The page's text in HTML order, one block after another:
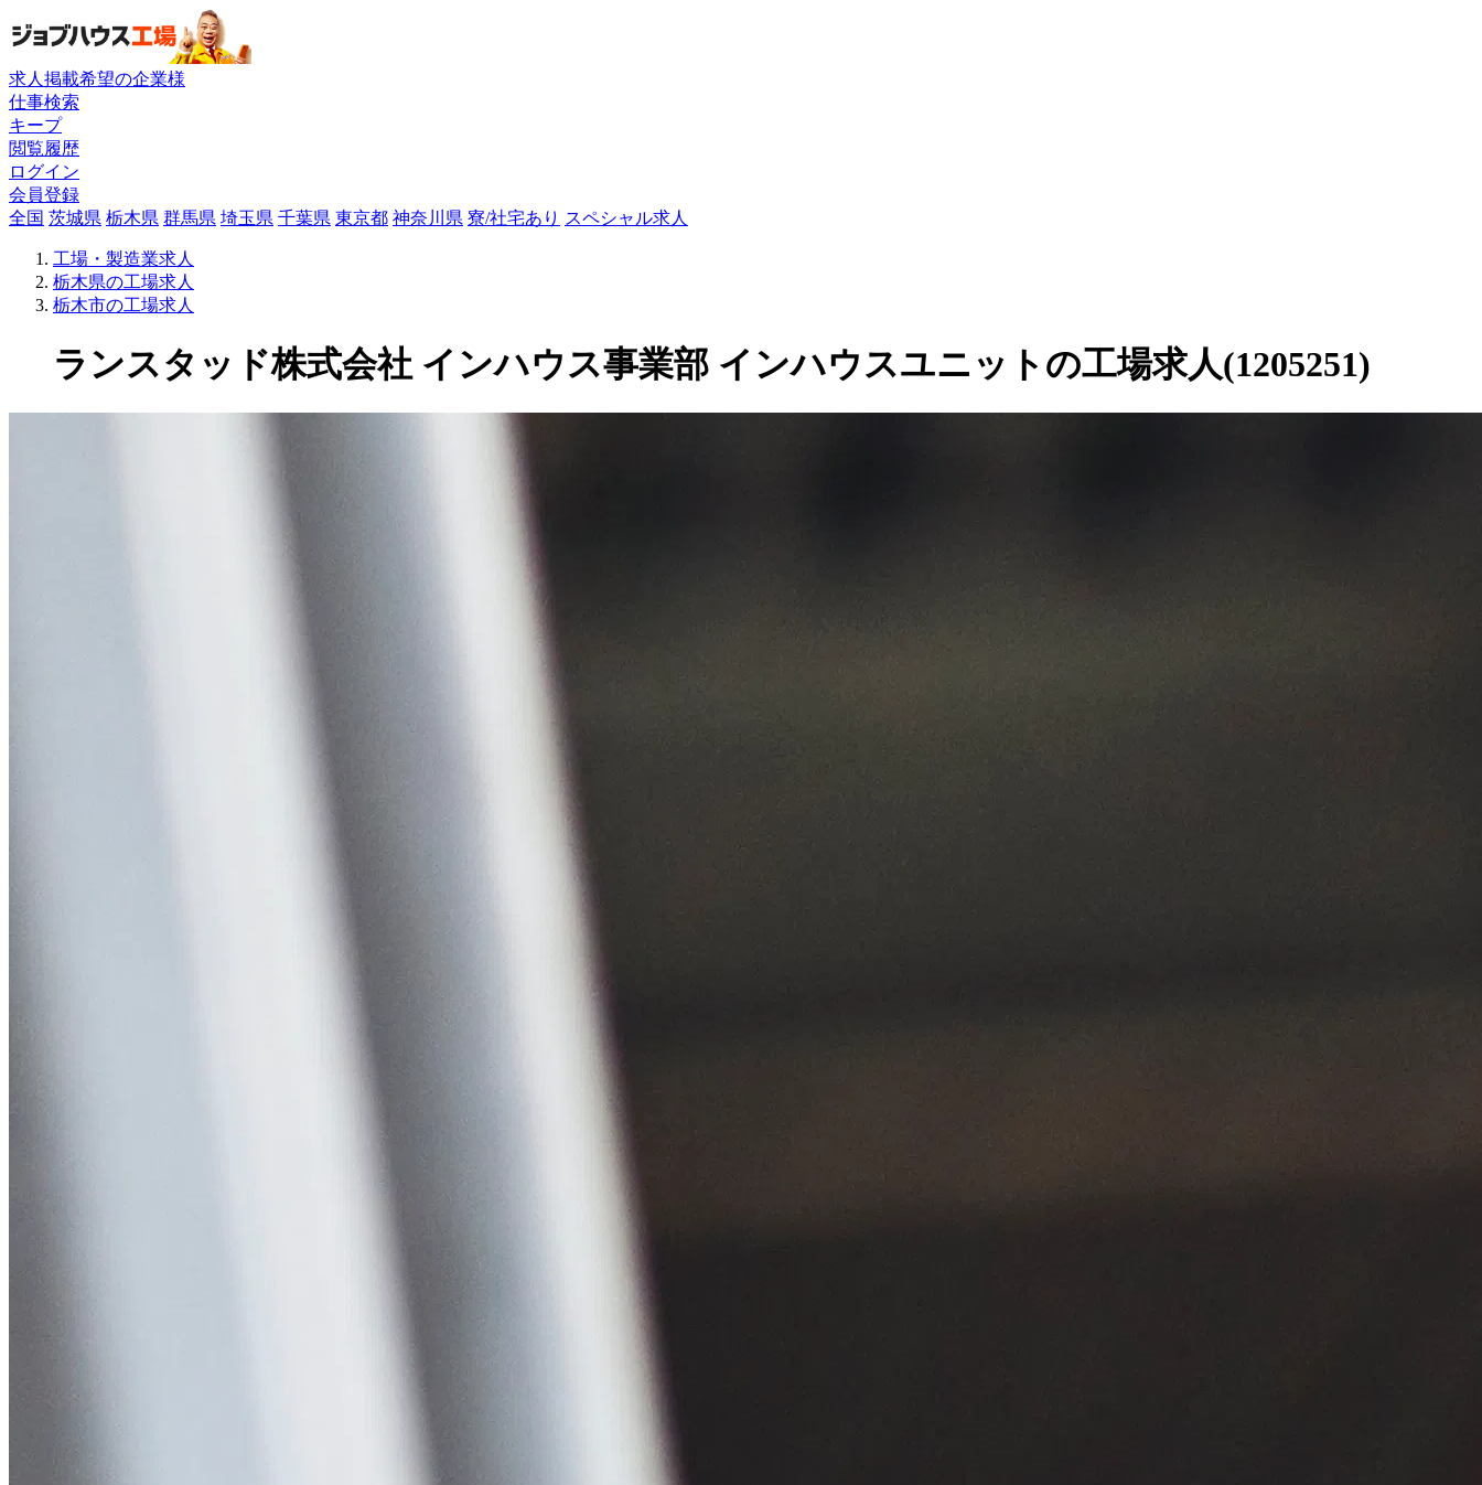
求人掲載希望の企業様
仕事検索
キープ
閲覧履歴
ログイン
会員登録
全国 茨城県 栃木県 群馬県 埼玉県 千葉県 東京都 神奈川県 寮/社宅あり スペシャル求人
工場・製造業求人
栃木県の工場求人
栃木市の工場求人
ランスタッド株式会社 インハウス事業部 インハウスユニットの工場求人(1205251)